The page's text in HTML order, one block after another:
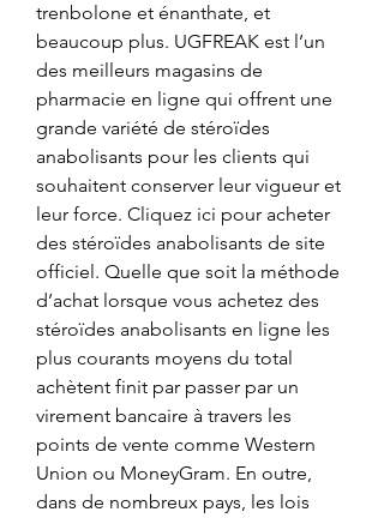
trenbolone et énanthate, et
beaucoup plus. UGFREAK est l’un
des meilleurs magasins de
pharmacie en ligne qui offrent une
grande variété de stéroïdes
anabolisants pour les clients qui
souhaitent conserver leur vigueur et
leur force. Cliquez ici pour acheter
des stéroïdes anabolisants de site
officiel. Quelle que soit la méthode
d’achat lorsque vous achetez des
stéroïdes anabolisants en ligne les
plus courants moyens du total
achètent finit par passer par un
virement bancaire à travers les
points de vente comme Western
Union ou MoneyGram. En outre,
dans de nombreux pays, les lois